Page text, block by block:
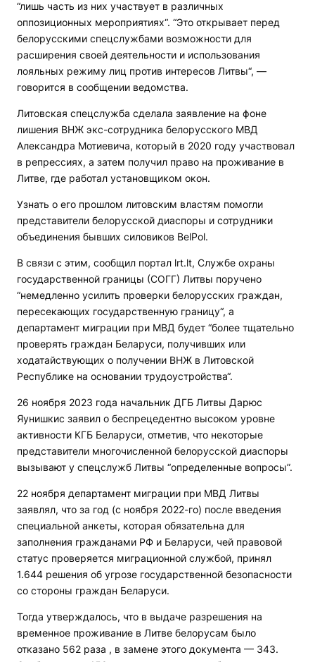
“лишь часть из них участвует в различных
оппозиционных мероприятиях“. “Это открывает перед
белорусскими спецслужбами возможности для
расширения своей деятельности и использования
лояльных режиму лиц против интересов Литвы“, —
говорится в сообщении ведомства.
Литовская спецслужба сделала заявление на фоне
лишения ВНЖ экс-сотрудника белорусского МВД
Александра Мотиевича, который в 2020 году участвовал
в репрессиях, а затем получил право на проживание в
Литве, где работал установщиком окон.
Узнать о его прошлом литовским властям помогли
представители белорусской диаспоры и сотрудники
объединения бывших силовиков BelPol.
В связи с этим, сообщил портал lrt.lt, Службе охраны
государственной границы (СОГГ) Литвы поручено
“немедленно усилить проверки белорусских граждан,
пересекающих государственную границу“, а
департамент миграции при МВД будет “более тщательно
проверять граждан Беларуси, получивших или
ходатайствующих о получении ВНЖ в Литовской
Республике на основании трудоустройства“.
26 ноября 2023 года начальник ДГБ Литвы Дарюс
Яунишкис заявил о беспрецедентно высоком уровне
активности КГБ Беларуси, отметив, что некоторые
представители многочисленной белорусской диаспоры
вызывают у спецслужб Литвы “определенные вопросы”.
22 ноября департамент миграции при МВД Литвы
заявлял, что за год (с ноября 2022-го) после введения
специальной анкеты, которая обязательна для
заполнения гражданами РФ и Беларуси, чей правовой
статус проверяется миграционной службой, принял
1.644 решения об угрозе государственной безопасности
со стороны граждан Беларуси.
Тогда утверждалось, что в выдаче разрешения на
временное проживание в Литве белорусам было
отказано 562 раза , в замене этого документа — 343.